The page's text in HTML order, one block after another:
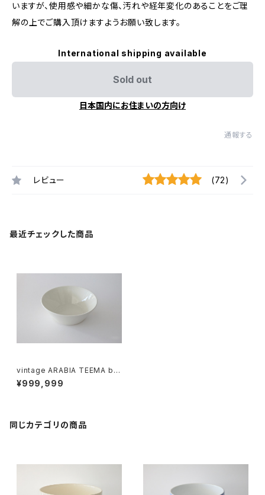
いますが、使用感や細かな傷、汚れや経年変化のあることをご理
解の上でご購入頂けますようお願い致します。
International shipping available
Sold out
日本国内にお住まいの方向け
通報する
レビュー (72)
最近チェックした商品
vintage ARABIA TEEMA bo
wl 15cm / ヴィンテージ アラビ
ア ティーマ ボウル 15cm
¥999,999
同じカテゴリの商品